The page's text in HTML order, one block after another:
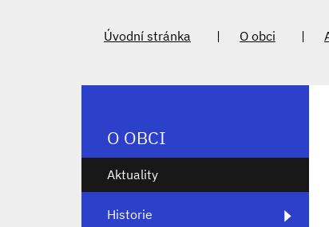
Úvodní stránka O obci
O OBCI
Aktuality
Historie